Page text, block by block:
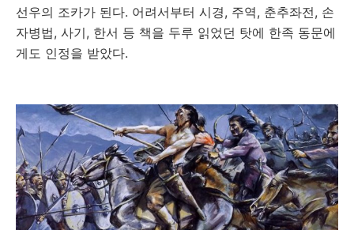
선우의 조카가 된다. 어려서부터 시경, 주역, 춘추좌전, 손
자병법, 사기, 한서 등 책을 두루 읽었던 탓에 한족 동문에
게도 인정을 받았다.